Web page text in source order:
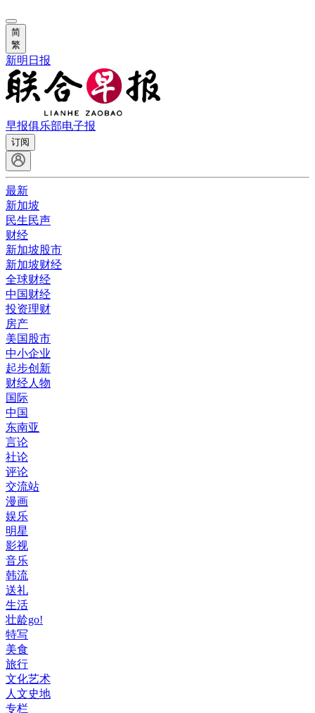
简
繁
新明日报
早报俱乐部电子报
订阅
最新
新加坡
民生民声
财经
新加坡股市
新加坡财经
全球财经
中国财经
投资理财
房产
美国股市
中小企业
起步创新
财经人物
国际
中国
东南亚
言论
社论
评论
交流站
漫画
娱乐
明星
影视
音乐
韩流
送礼
生活
壮龄go!
特写
美食
旅行
文化艺术
人文史地
专栏